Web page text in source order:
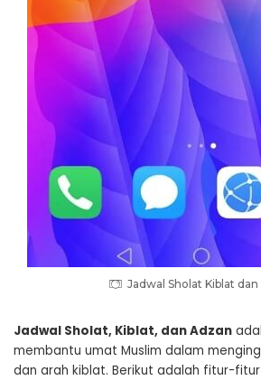
Jadwal Sholat Kiblat dan
Jadwal Sholat, Kiblat, dan Adzan
membantu umat Muslim dalam
dan arah kiblat. Berikut adalah fitur-